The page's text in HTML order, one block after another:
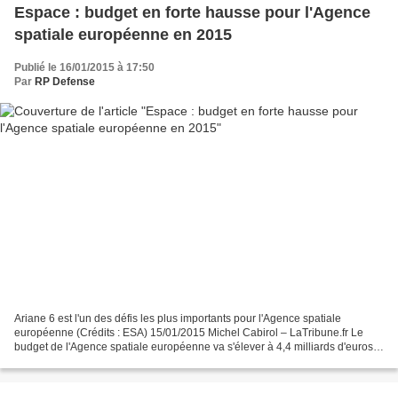
Espace : budget en forte hausse pour l'Agence
spatiale européenne en 2015
Publié le 16/01/2015 à 17:50
Par RP Defense
Ariane 6 est l'un des défis les plus importants pour l'Agence spatiale
européenne (Crédits : ESA) 15/01/2015 Michel Cabirol – LaTribune.fr Le
budget de l'Agence spatiale européenne va s'élever à 4,4 milliards d'euros